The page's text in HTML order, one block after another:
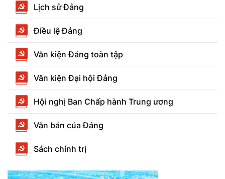
Lịch sử Đảng
Điều lệ Đảng
Văn kiện Đảng toàn tập
Văn kiện Đại hội Đảng
Hội nghị Ban Chấp hành Trung ương
Văn bản của Đảng
Sách chính trị